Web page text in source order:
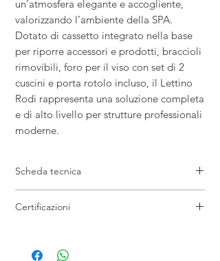
un’atmosfera elegante e accogliente,
valorizzando l’ambiente della SPA.
Dotato di cassetto integrato nella base
per riporre accessori e prodotti, braccioli
rimovibili, foro per il viso con set di 2
cuscini e porta rotolo incluso, il Lettino
Rodi rappresenta una soluzione completa
e di alto livello per strutture professionali
moderne.
Scheda tecnica
Larghezza: 75 cm
Peso: 95 kg
Certificazioni